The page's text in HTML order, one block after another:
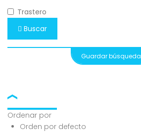
Trastero
Buscar
Guardar búsqueda
Ordenar por
Orden por defecto